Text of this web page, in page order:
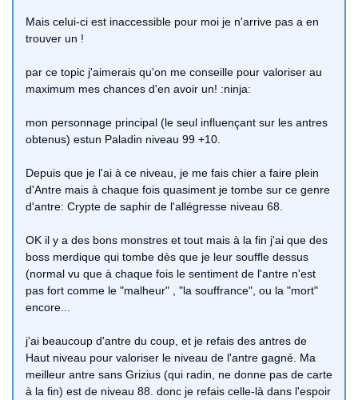
Mais celui-ci est inaccessible pour moi je n'arrive pas a en
trouver un !
par ce topic j'aimerais qu'on me conseille pour valoriser au
maximum mes chances d'en avoir un! :ninja:
mon personnage principal (le seul influençant sur les antres
obtenus) estun Paladin niveau 99 +10.
Depuis que je l'ai à ce niveau, je me fais chier a faire plein
d'Antre mais à chaque fois quasiment je tombe sur ce genre
d'antre: Crypte de saphir de l'allégresse niveau 68.
OK il y a des bons monstres et tout mais à la fin j'ai que des
boss merdique qui tombe dès que je leur souffle dessus
(normal vu que à chaque fois le sentiment de l'antre n'est
pas fort comme le "malheur" , "la souffrance", ou la "mort"
encore...
j'ai beaucoup d'antre du coup, et je refais des antres de
Haut niveau pour valoriser le niveau de l'antre gagné. Ma
meilleur antre sans Grizius (qui radin, ne donne pas de carte
à la fin) est de niveau 88. donc je refais celle-là dans l'espoir